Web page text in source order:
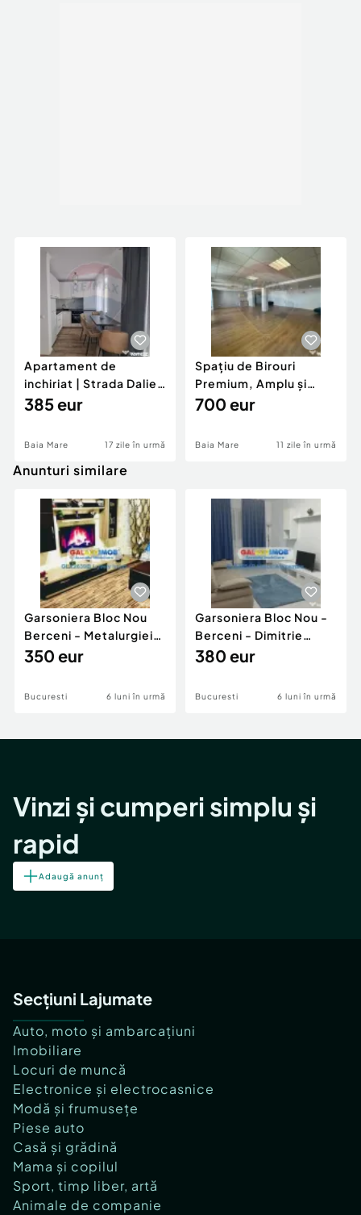
Apartament de
inchiriat | Strada Daliei,
Baia Mare
385 eur
Baia Mare 17 zile în urmă
Spațiu de Birouri
Premium, Amplu și
Luminos, Ultracentral
700 eur
Baia Mare 11 zile în urmă
Anunturi similare
Garsoniera Bloc Nou
Berceni - Metalurgiei
Park - Postalionul
350 eur
Bucuresti 6 luni în urmă
Garsoniera Bloc Nou -
Berceni - Dimitrie
Leonida
380 eur
Bucuresti 6 luni în urmă
Vinzi și cumperi simplu și
rapid
Adaugă anunț
Secțiuni Lajumate
Auto, moto și ambarcațiuni
Imobiliare
Locuri de muncă
Electronice și electrocasnice
Modă și frumusețe
Piese auto
Casă și grădină
Mama și copilul
Sport, timp liber, artă
Animale de companie